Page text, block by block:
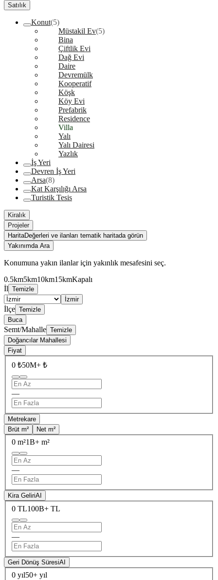
Satılık
Konut(5)
Müstakil Ev(5)
Bina
Çiftlik Evi
Dağ Evi
Daire
Devremülk
Kooperatif
Köşk
Köy Evi
Prefabrik
Residence
Villa
Yalı
Yalı Dairesi
Yazlık
İş Yeri
Devren İş Yeri
Arsa(8)
Kat Karşılığı Arsa
Turistik Tesis
Kiralık
Projeler
HaritaDeğerleri ve ilanları tematik haritada görün
Yakınımda Ara
Konumuna yakın ilanlar için yakınlık mesafesini seç.
0.5km5km10km15kmKapalı
İl Temizle
İzmir
İlçe Temizle
Buca
Semt/Mahalle Temizle
Doğancılar Mahallesi
Fiyat
0 ₺50M+ ₺
—
Metrekare
Brüt m²
Net m²
0 m²1B+ m²
—
Kira GeliriAI
0 TL100B+ TL
—
Geri Dönüş SüresiAI
0 yıl50+ yıl